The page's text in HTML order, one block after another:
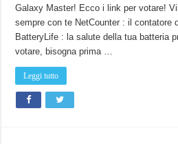
Galaxy Master! Ecco i link per votare!
sempre con te NetCounter : il contatore
BatteryLife : la salute della tua batteria
votare, bisogna prima …
Leggi tutto